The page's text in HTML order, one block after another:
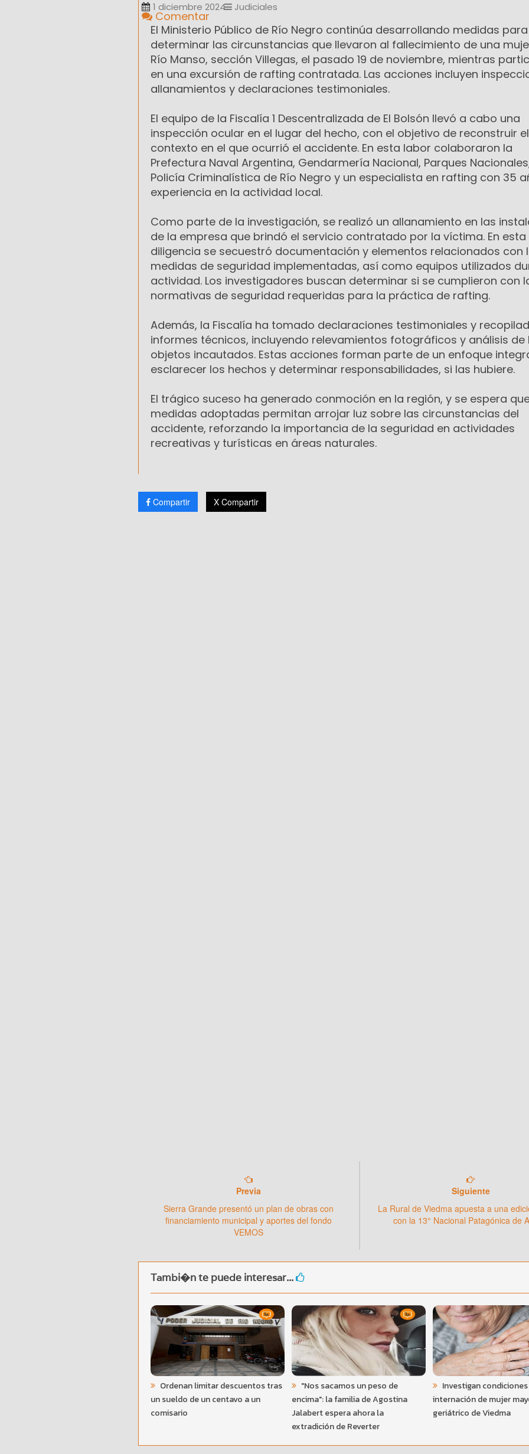
1 diciembre 2024 Judiciales
Comentar
El Ministerio Público de Río Negro continúa desarrollando medidas para
determinar las circunstancias que llevaron al fallecimiento de una
Río Manso, sección Villegas, el pasado 19 de noviembre, mientras
en una excursión de rafting contratada. Las acciones incluyen
allanamientos y declaraciones testimoniales.
El equipo de la Fiscalía 1 Descentralizada de El Bolsón llevó a cabo una
inspección ocular en el lugar del hecho, con el objetivo de reconstruir el
contexto en el que ocurrió el accidente. En esta labor colaboraron la
Prefectura Naval Argentina, Gendarmería Nacional, Parques
Policía Criminalística de Río Negro y un especialista en rafting con 35
experiencia en la actividad local.
Como parte de la investigación, se realizó un allanamiento en las
de la empresa que brindó el servicio contratado por la víctima. En esta
diligencia se secuestró documentación y elementos relacionados con
medidas de seguridad implementadas, así como equipos utilizados
actividad. Los investigadores buscan determinar si se cumplieron con
normativas de seguridad requeridas para la práctica de rafting.
Además, la Fiscalía ha tomado declaraciones testimoniales y
informes técnicos, incluyendo relevamientos fotográficos y análisis de
objetos incautados. Estas acciones forman parte de un enfoque
esclarecer los hechos y determinar responsabilidades, si las hubiere.
El trágico suceso ha generado conmoción en la región, y se espera
medidas adoptadas permitan arrojar luz sobre las circunstancias del
accidente, reforzando la importancia de la seguridad en actividades
recreativas y turísticas en áreas naturales.
Compartir X Compartir
Previa
Sierra Grande presentó un plan de obras con
financiamiento municipal y aportes del fondo
VEMOS
Siguiente
La Rural de Viedma apuesta a una
con la 13° Nacional Patagónica de
Tambi�n te puede interesar...
Ordenan limitar descuentos tras
un sueldo de un centavo a un
comisario
"Nos sacamos un peso de
encima": la familia de Agostina
Jalabert espera ahora la
extradición de Reverter
Investigan
internación de mujer
geriátrico de Viedma